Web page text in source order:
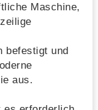
Maschine,
befestigt und
aus.